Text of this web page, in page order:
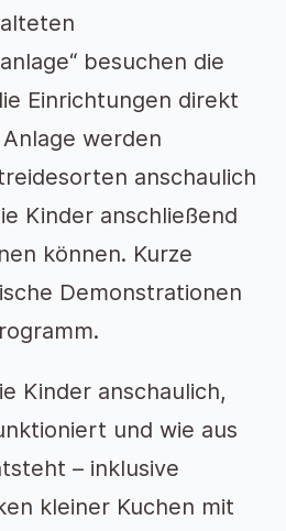
besuchen die
Einrichtungen direkt
werden
anschaulich
Kinder anschließend
können. Kurze
Demonstrationen
Kinder anschaulich,
und wie aus
– inklusive
kleiner Kuchen mit